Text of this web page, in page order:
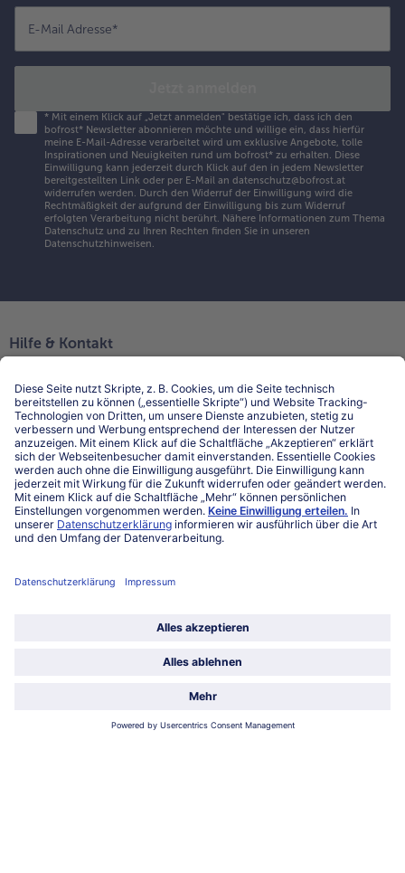
E-Mail Adresse*
* Mit einem Klick auf „Jetzt anmelden" bestätige ich, dass ich den
bofrost* Newsletter abonnieren möchte und willige ein, dass hierfür
meine E-Mail-Adresse verarbeitet wird um exklusive Angebote, tolle
Inspirationen und Neuigkeiten rund um bofrost* zu erhalten. Diese
Einwilligung kann jederzeit durch Klick auf den in jedem Newsletter
bereitgestellten Link oder per E-Mail an datenschutz@bofrost.at
widerrufen werden. Durch den Widerruf der Einwilligung wird die
Rechtmäßigkeit der aufgrund der Einwilligung bis zum Widerruf
erfolgten Verarbeitung nicht berührt. Nähere Informationen zum Thema
Datenschutz und zu Ihren Rechten finden Sie in unseren
Datenschutzhinweisen.
Hilfe & Kontakt
Kontakt
FAQ
Service
Unternehmen